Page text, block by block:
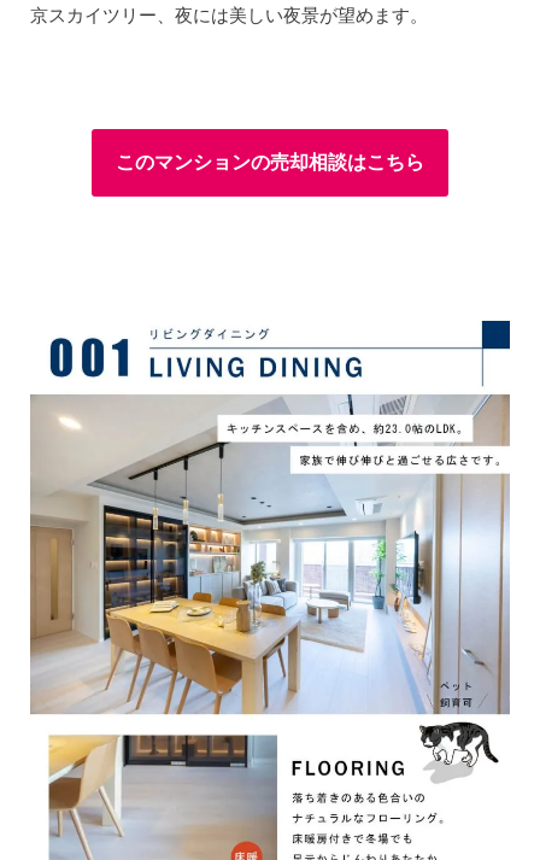
京スカイツリー、夜には美しい夜景が望めます。
このマンションの売却相談はこちら